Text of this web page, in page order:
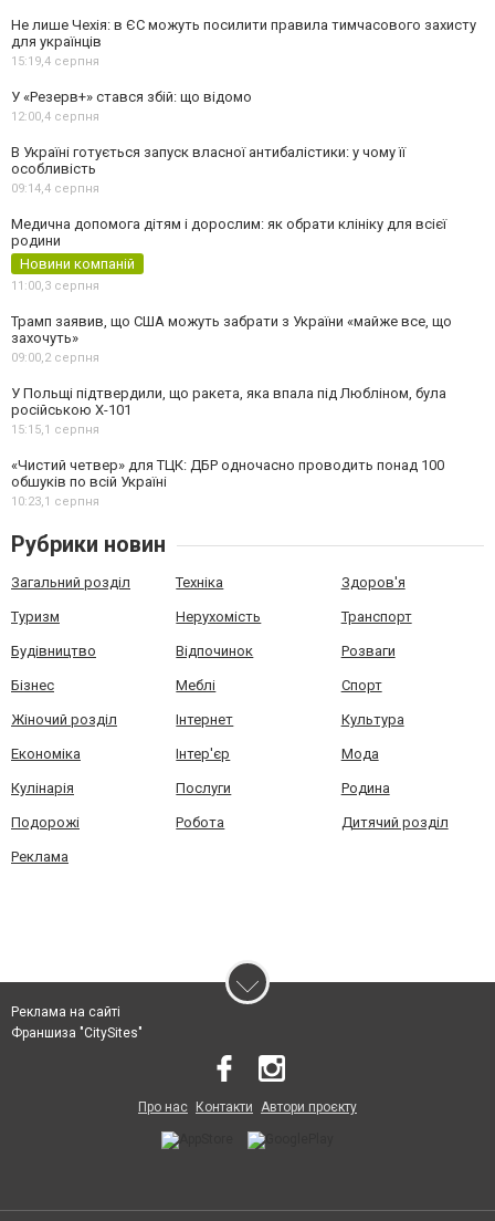
Не лише Чехія: в ЄС можуть посилити правила тимчасового захисту
для українців
15:19,4 серпня
У «Резерв+» стався збій: що відомо
12:00,4 серпня
В Україні готується запуск власної антибалістики: у чому її
особливість
09:14,4 серпня
Медична допомога дітям і дорослим: як обрати клініку для всієї
родини
Новини компаній
11:00,3 серпня
Трамп заявив, що США можуть забрати з України «майже все, що
захочуть»
09:00,2 серпня
У Польщі підтвердили, що ракета, яка впала під Любліном, була
російською Х-101
15:15,1 серпня
«Чистий четвер» для ТЦК: ДБР одночасно проводить понад 100
обшуків по всій Україні
10:23,1 серпня
Рубрики новин
Загальний розділ Техніка Здоров'я
Туризм Нерухомість Транспорт
Будівництво Відпочинок Розваги
Бізнес Меблі Спорт
Жіночий розділ Інтернет Культура
Економіка Інтер'єр Мода
Кулінарія Послуги Родина
Подорожі Робота Дитячий розділ
Реклама
Реклама на сайті
Франшиза "CitySites"
Про нас Контакти Автори проєкту